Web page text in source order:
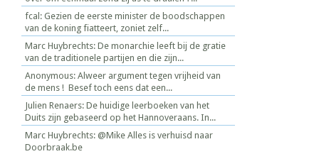
fcal: Gezien de eerste minister de boodschappen
van de koning fiatteert, zoniet zelf...
Marc Huybrechts: De monarchie leeft bij de gratie
van de traditionele partijen en die zijn...
Anonymous: Alweer argument tegen vrijheid van
de mens ! Besef toch eens dat een...
Julien Renaers: De huidige leerboeken van het
Duits zijn gebaseerd op het Hannoveraans. In...
Marc Huybrechts: @Mike Alles is verhuisd naar
Doorbraak.be